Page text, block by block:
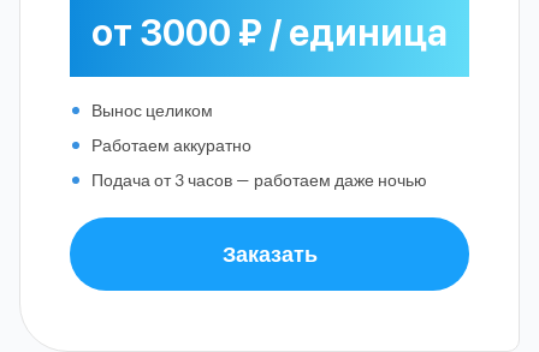
от 3000 ₽ / единица
Вынос целиком
Работаем аккуратно
Подача от 3 часов — работаем даже ночью
Заказать